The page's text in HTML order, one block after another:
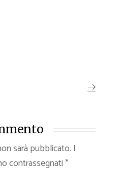
sarà pubblicato. I
contrassegnati*